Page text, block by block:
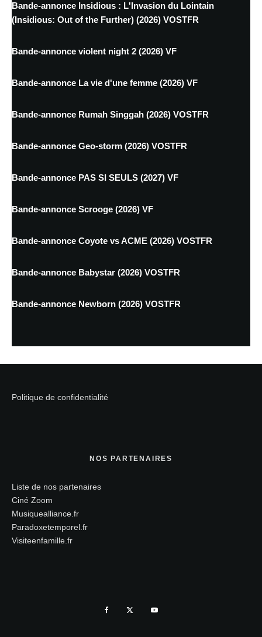
Bande-annonce Insidious : L'Invasion du Lointain
(Insidious: Out of the Further) (2026) VOSTFR
Bande-annonce violent night 2 (2026) VF
Bande-annonce La vie d'une femme (2026) VF
Bande-annonce Rumah Singgah (2026) VOSTFR
Bande-annonce Geo-storm (2026) VOSTFR
Bande-annonce PAS SI SEULS (2027) VF
Bande-annonce Scrooge (2026) VF
Bande-annonce Coyote vs ACME (2026) VOSTFR
Bande-annonce Babystar (2026) VOSTFR
Bande-annonce Newborn (2026) VOSTFR
Politique de confidentialité
NOS PARTENAIRES
Liste de nos partenaires
Ciné Zoom
Musiquealliance.fr
Paradoxetemporel.fr
Visiteenfamille.fr